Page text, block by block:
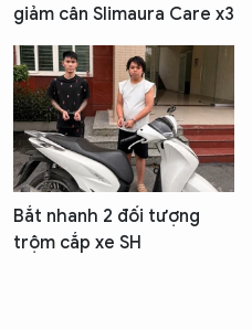
giảm cân Slimaura Care x3
Bắt nhanh 2 đối tượng
trộm cắp xe SH